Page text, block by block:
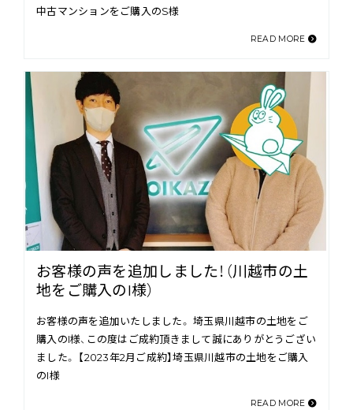
中古マンションをご購入のS様
READ MORE
お客様の声を追加しました！（川越市の土
地をご購入のI様）
お客様の声を追加いたしました。 埼玉県川越市の土地をご
購入のI様、この度はご成約頂きまして誠にありがとうござい
ました。 【2023年2月ご成約】埼玉県川越市の土地をご購入
のI様
READ MORE